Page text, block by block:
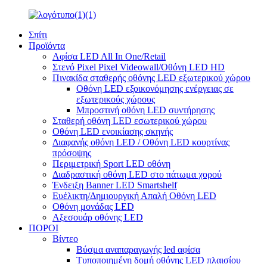
Σπίτι
Προϊόντα
Αφίσα LED All In One/Retail
Στενό Pixel Pixel Videowall/Οθόνη LED HD
Πινακίδα σταθερής οθόνης LED εξωτερικού χώρου
Οθόνη LED εξοικονόμησης ενέργειας σε
εξωτερικούς χώρους
Μπροστινή οθόνη LED συντήρησης
Σταθερή οθόνη LED εσωτερικού χώρου
Οθόνη LED ενοικίασης σκηνής
Διαφανής οθόνη LED / Οθόνη LED κουρτίνας
πρόσοψης
Περιμετρική Sport LED οθόνη
Διαδραστική οθόνη LED στο πάτωμα χορού
Ένδειξη Banner LED Smartshelf
Ευέλικτη/Δημιουργική Απαλή Οθόνη LED
Οθόνη μονάδας LED
Αξεσουάρ οθόνης LED
ΠΟΡΟΙ
Βίντεο
Βύσμα αναπαραγωγής led αφίσα
Τυποποιημένη δομή οθόνης LED πλαισίου